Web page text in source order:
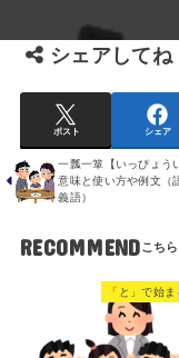
シェアしてね
ポスト シェア
一瓢一箪【いっぴょう
意味と使い方や例文（
義語）
RECOMMEND
「と」で始